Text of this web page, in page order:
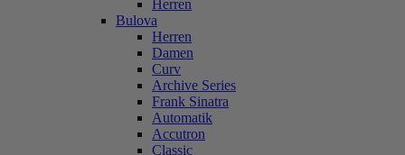
Herren
Bulova
Herren
Damen
Curv
Archive Series
Frank Sinatra
Automatik
Accutron
Classic